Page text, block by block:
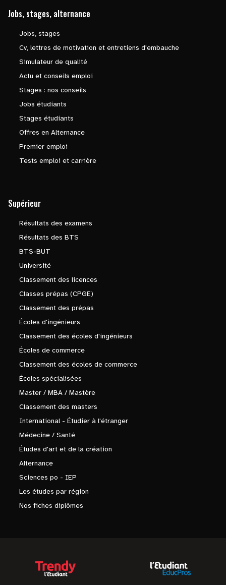
Jobs, stages, alternance
Jobs, stages
Cv, lettres de motivation et entretiens d'embauche
Simulateur de qualité
Actu et conseils emploi
Stages : nos conseils
Jobs étudiants
Stages étudiants
Offres en Alternance
Premier emploi
Tests emploi et carrière
Supérieur
Résultats des examens
Résultats des BTS
BTS-BUT
Université
Classement des licences
Classes prépas (CPGE)
Classement des prépas
Écoles d'ingénieurs
Classement des écoles d'ingénieurs
Écoles de commerce
Classement des écoles de commerce
Écoles spécialisées
Master / MBA / Mastère
Classement des masters
International - Étudier à l'étranger
Médecine / Santé
Études d'art et de la création
Alternance
Sciences po - IEP
Les études par région
Nos fiches diplômes